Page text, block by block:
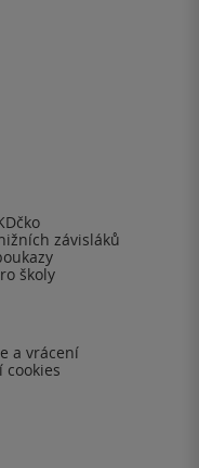
závisláků
školy
a vrácení
cookies